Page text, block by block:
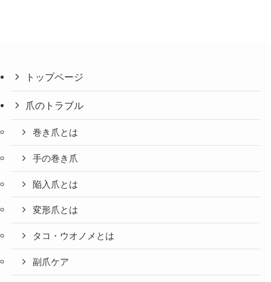
トップページ
爪のトラブル
巻き爪とは
手の巻き爪
陥入爪とは
変形爪とは
タコ・ウオノメとは
副爪ケア